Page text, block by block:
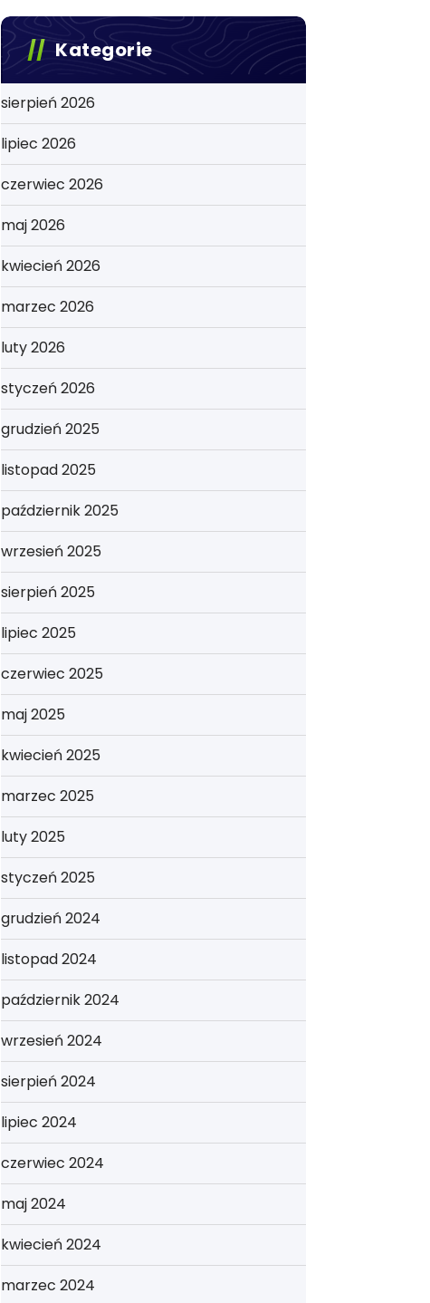
Kategorie
sierpień 2026
lipiec 2026
czerwiec 2026
maj 2026
kwiecień 2026
marzec 2026
luty 2026
styczeń 2026
grudzień 2025
listopad 2025
październik 2025
wrzesień 2025
sierpień 2025
lipiec 2025
czerwiec 2025
maj 2025
kwiecień 2025
marzec 2025
luty 2025
styczeń 2025
grudzień 2024
listopad 2024
październik 2024
wrzesień 2024
sierpień 2024
lipiec 2024
czerwiec 2024
maj 2024
kwiecień 2024
marzec 2024